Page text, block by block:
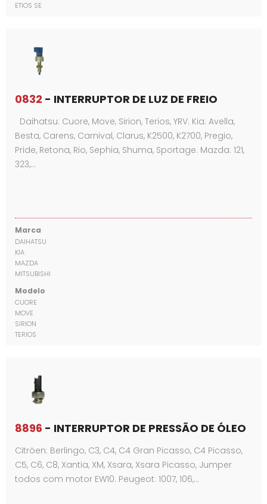
ETIOS SE
0832 - INTERRUPTOR DE LUZ DE FREIO
Daihatsu: Cuore, Move, Sirion, Terios, YRV. Kia: Avella,
Besta, Carens, Carnival, Clarus, K2500, K2700, Pregio,
Pride, Retona, Rio, Sephia, Shuma, Sportage. Mazda: 121,
323,…
Marca
DAIHATSU
KIA
MAZDA
MITSUBISHI
Modelo
CUORE
MOVE
SIRION
TERIOS
8896 - INTERRUPTOR DE PRESSÃO DE ÓLEO
Citröen: Berlingo, C3, C4, C4 Gran Picasso, C4 Picasso,
C5, C6, C8, Xantia, XM, Xsara, Xsara Picasso, Jumper
todos com motor EW10. Peugeot: 1007, 106,…